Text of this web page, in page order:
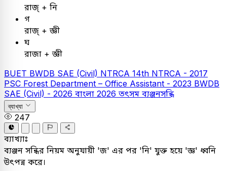
রাজ্ + নি
গ
রাজ্ + জ্ঞী
ঘ
রাজা + জ্ঞী
BUET BWDB SAE (Civil) NTRCA 14th NTRCA - 2017
PSC Forest Department – Office Assistant - 2023 BWDB
SAE (Civil) - 2026 বাংলা 2026 তৎসম ব্যঞ্জনসন্ধি
ব্যাখ্যা
247
ব্যাখ্যাঃ
ব্যঞ্জন সন্ধির নিয়ম অনুযায়ী 'জ' এর পর 'নি' যুক্ত হয়ে 'জ্ঞ' ধ্বনি
উৎপন্ন করে।